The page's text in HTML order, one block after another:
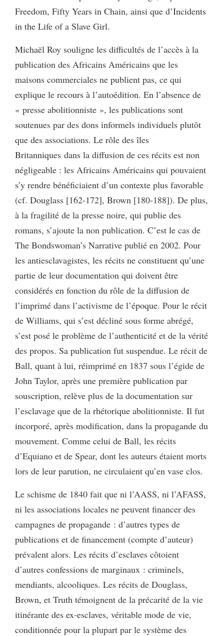
Freedom, Fifty Years in Chain, ainsi que d’Incidents
in the Life of a Slave Girl.
Michaël Roy souligne les difficultés de l’accès à la
publication des Africains Américains que les
maisons commerciales ne publient pas, ce qui
explique le recours à l’autoédition. En l’absence de
« presse abolitionniste », les publications sont
soutenues par des dons informels individuels plutôt
que des associations. Le rôle des îles
Britanniques dans la diffusion de ces récits est non
négligeable : les Africains Américains qui pouvaient
s’y rendre bénéficiaient d’un contexte plus favorable
(cf. Douglass [162-172], Brown [180-188]). De plus,
à la fragilité de la presse noire, qui publie des
romans, s’ajoute la non publication. C’est le cas de
The Bondswoman’s Narrative publié en 2002. Pour
les antiesclavagistes, les récits ne constituent qu’une
partie de leur documentation qui doivent être
considérés en fonction du rôle de la diffusion de
l’imprimé dans l’activisme de l’époque. Pour le récit
de Williams, qui s’est décliné sous forme abrégé,
s’est posé le problème de l’authenticité et de la vérité
des propos. Sa publication fut suspendue. Le récit de
Ball, quant à lui, réimprimé en 1837 sous l’égide de
John Taylor, après une première publication par
souscription, relève plus de la documentation sur
l’esclavage que de la rhétorique abolitionniste. Il fut
incorporé, après modification, dans la propagande du
mouvement. Comme celui de Ball, les récits
d’Equiano et de Spear, dont les auteurs étaient morts
lors de leur parution, ne circulaient qu’en vase clos.
Le schisme de 1840 fait que ni l’AASS, ni l’AFASS,
ni les associations locales ne peuvent financer des
campagnes de propagande : d’autres types de
publications et de financement (compte d’auteur)
prévalent alors. Les récits d’esclaves côtoient
d’autres confessions de marginaux : criminels,
mendiants, alcooliques. Les récits de Douglass,
Brown, et Truth témoignent de la précarité de la vie
itinérante des ex-esclaves, véritable mode de vie,
conditionnée pour la plupart par le système des